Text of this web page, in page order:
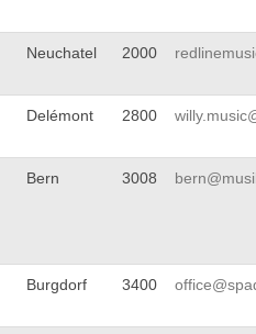
Neuchatel 2000
Delémont 2800
Bern 3008
Burgdorf 3400